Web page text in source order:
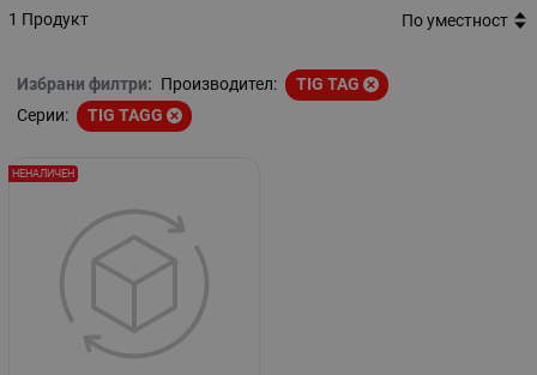
1 Продукт По уместност
Избрани филтри: Производител:
TIG TAG
Серии:
TIG TAGG
НЕНАЛИЧЕН